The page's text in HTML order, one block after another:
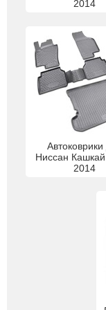
2014
Автоковрики
Ниссан
2014